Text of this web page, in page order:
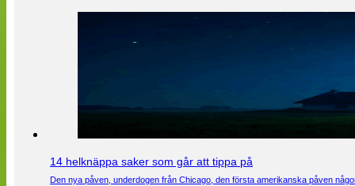
14 helknäppa saker som går att tippa på
Den nya påven, underdogen från Chicago, den första amerikanska påven